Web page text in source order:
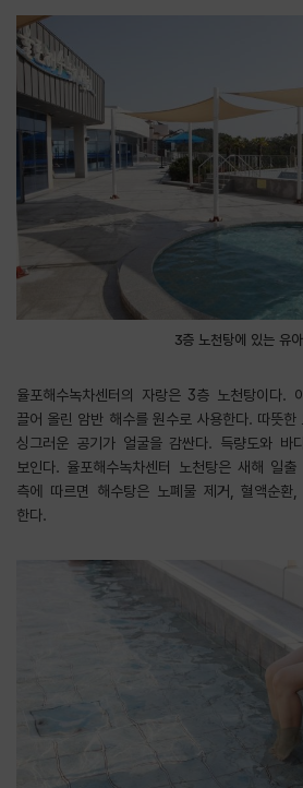
3층 노천탕에 있는 유
율포해수녹차센터의 자랑은 3층 노천탕이다.
끌어 올린 암반 해수를 원수로 사용한다. 따뜻한
싱그러운 공기가 얼굴을 감싼다. 득량도와 바
보인다. 율포해수녹차센터 노천탕은 새해 일
측에 따르면 해수탕은 노폐물 제거, 혈액순
한다.